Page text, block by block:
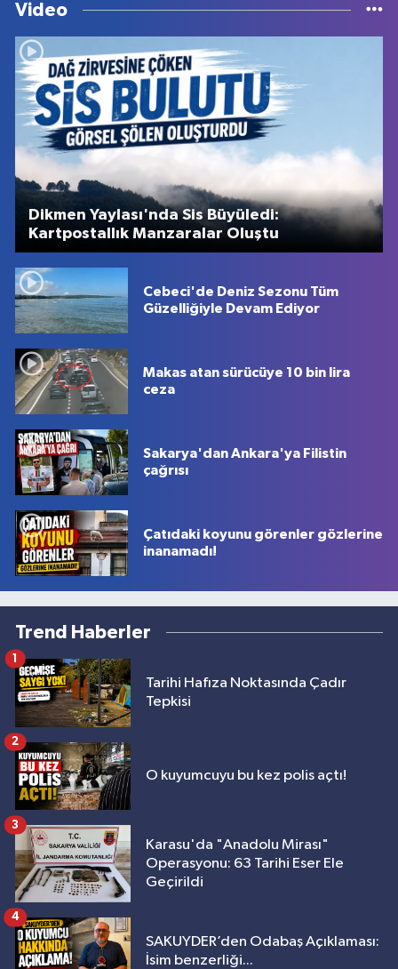
Video
Dikmen Yaylası'nda Sis Büyüledi:
Kartpostallık Manzaralar Oluştu
Cebeci'de Deniz Sezonu Tüm
Güzelliğiyle Devam Ediyor
Makas atan sürücüye 10 bin lira
ceza
Sakarya'dan Ankara'ya Filistin
çağrısı
Çatıdaki koyunu görenler gözlerine
inanamadı!
Trend Haberler
Tarihi Hafıza Noktasında Çadır
Tepkisi
1
O kuyumcuyu bu kez polis açtı!
2
Karasu'da "Anadolu Mirası"
Operasyonu: 63 Tarihi Eser Ele
Geçirildi
3
SAKUYDER’den Odabaş Açıklaması:
İsim benzerliği...
4